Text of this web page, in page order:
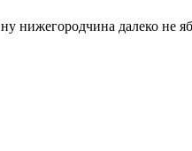
ну нижегородчина далеко не